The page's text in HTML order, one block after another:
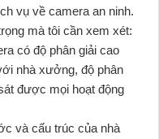
vụ về camera an ninh.
mà tôi cần xem xét:
có độ phân giải cao
nhà xưởng, độ phân
được mọi hoạt động
và cấu trúc của nhà